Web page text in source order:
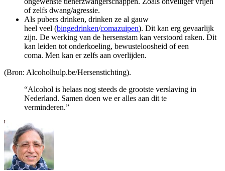
of zelfs dwang/agressie.
Als pubers drinken, drinken ze al gauw
heel veel (bingedrinken/comazuipen). Dit kan erg gevaarlijk
zijn. De werking van de hersenstam kan verstoord raken. Dit
kan leiden tot onderkoeling, bewusteloosheid of een
coma. Men kan er zelfs aan overlijden.
(Bron: Alcoholhulp.be/Hersenstichting).
“Alcohol is helaas nog steeds de grootste verslaving in
Nederland. Samen doen we er alles aan dit te
verminderen.”